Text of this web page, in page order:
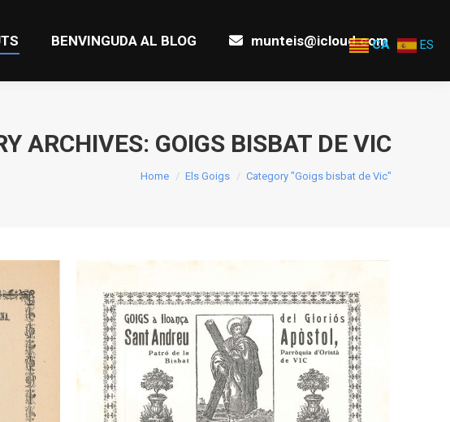
BENVINGUDA AL BLOG munteis@icloud.com
ARCHIVES: GOIGS BISBAT DE VIC
You are here:
Home Els Goigs Category "Goigs bisbat de Vic"
CA ES